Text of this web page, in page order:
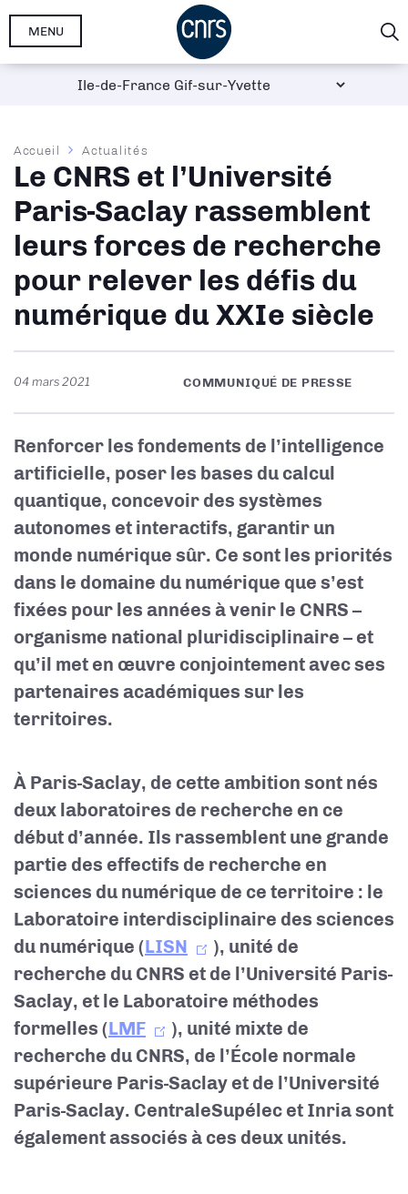
Aller
MENU
Fil
d'Ariane
Accueil Actualités
Le CNRS et l’Université
Paris-Saclay rassemblent
leurs forces de recherche
pour relever les défis du
numérique du XXIe siècle
04 mars 2021 COMMUNIQUÉ DE PRESSE
Renforcer les fondements de l’intelligence
artificielle, poser les bases du calcul
quantique, concevoir des systèmes
autonomes et interactifs, garantir un
monde numérique sûr. Ce sont les priorités
dans le domaine du numérique que s’est
fixées pour les années à venir le CNRS –
organisme national pluridisciplinaire – et
qu’il met en œuvre conjointement avec ses
partenaires académiques sur les
territoires.
À Paris-Saclay, de cette ambition sont nés
deux laboratoires de recherche en ce
début d’année. Ils rassemblent une grande
partie des effectifs de recherche en
sciences du numérique de ce territoire : le
Laboratoire interdisciplinaire des sciences
du numérique (LISN
), unité de
recherche du CNRS et de l’Université Paris-
Saclay, et le Laboratoire méthodes
formelles (LMF
), unité mixte de
recherche du CNRS, de l’École normale
supérieure Paris-Saclay et de l’Université
Paris-Saclay. CentraleSupélec et Inria sont
également associés à ces deux unités.